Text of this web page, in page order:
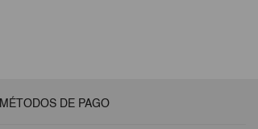
MÉTODOS DE PAGO